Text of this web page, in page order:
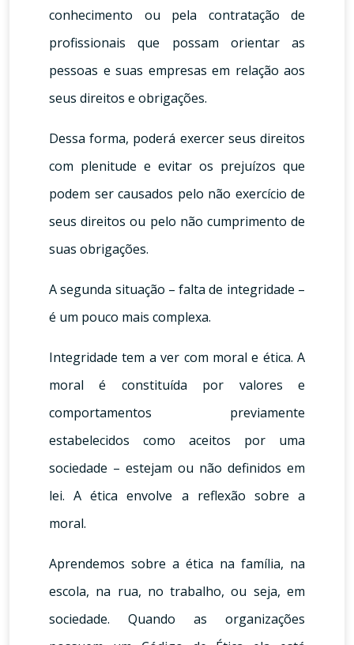
conhecimento ou pela contratação de
profissionais que possam orientar as
pessoas e suas empresas em relação aos
seus direitos e obrigações.
Dessa forma, poderá exercer seus direitos
com plenitude e evitar os prejuízos que
podem ser causados pelo não exercício de
seus direitos ou pelo não cumprimento de
suas obrigações.
A segunda situação – falta de integridade –
é um pouco mais complexa.
Integridade tem a ver com moral e ética. A
moral é constituída por valores e
comportamentos previamente
estabelecidos como aceitos por uma
sociedade – estejam ou não definidos em
lei. A ética envolve a reflexão sobre a
moral.
Aprendemos sobre a ética na família, na
escola, na rua, no trabalho, ou seja, em
sociedade. Quando as organizações